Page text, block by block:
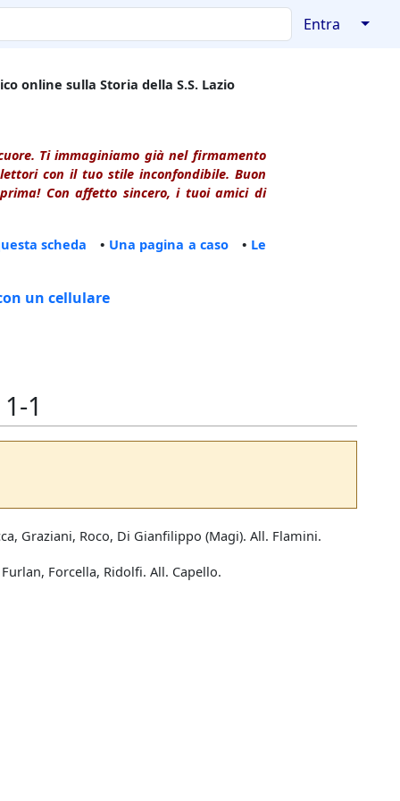
Entra ↓
online sulla Storia della S.S. Lazio
Ti immaginiamo già nel firmamento
con il tuo stile inconfondibile. Buon
Con affetto sincero, i tuoi amici di
scheda • Una pagina a caso • Le
un cellulare
1
Graziani, Roco, Di Gianfilippo (Magi). All. Flamini.
Forcella, Ridolfi. All. Capello.